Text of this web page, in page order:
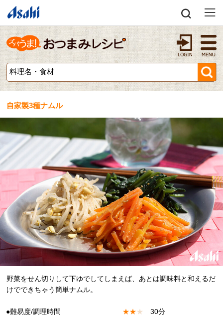
自家製3種ナムル
野菜をせん切りして下ゆでしてしまえば、あとは調味料と和えるだ
けでできちゃう簡単ナムル。
●難易度/調理時間 ★★★ 30分